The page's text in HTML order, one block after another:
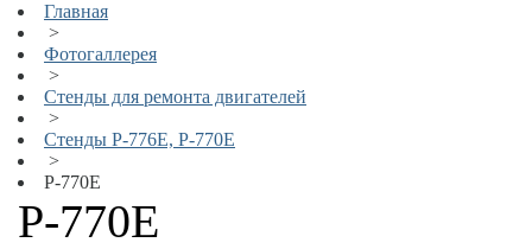
Главная
>
Фотогаллерея
>
Стенды для ремонта двигателей
>
Стенды Р-776Е, Р-770Е
>
Р-770Е
Р-770Е